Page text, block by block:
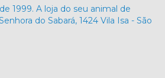
1999. A loja do seu animal de
do Sabará, 1424 Vila Isa - São